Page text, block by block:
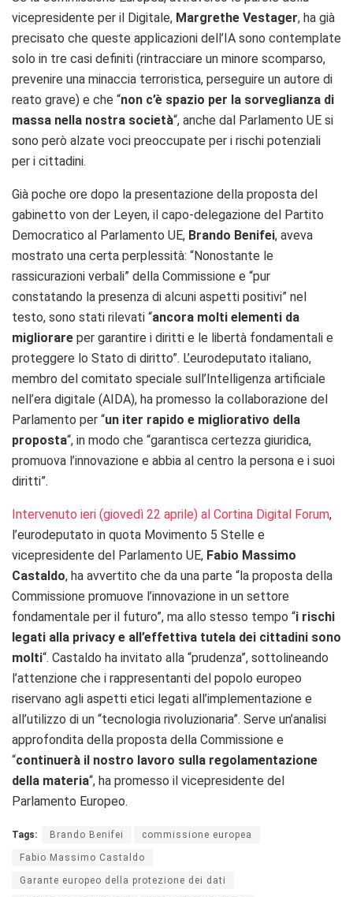
vicepresidente per il Digitale, Margrethe Vestager, ha già
precisato che queste applicazioni dell’IA sono contemplate
solo in tre casi definiti (rintracciare un minore scomparso,
prevenire una minaccia terroristica, perseguire un autore di
reato grave) e che “non c’è spazio per la sorveglianza di
massa nella nostra società“, anche dal Parlamento UE si
sono però alzate voci preoccupate per i rischi potenziali
per i cittadini.
Già poche ore dopo la presentazione della proposta del
gabinetto von der Leyen, il capo-delegazione del Partito
Democratico al Parlamento UE, Brando Benifei, aveva
mostrato una certa perplessità: “Nonostante le
rassicurazioni verbali” della Commissione e “pur
constatando la presenza di alcuni aspetti positivi” nel
testo, sono stati rilevati “ancora molti elementi da
migliorare per garantire i diritti e le libertà fondamentali e
proteggere lo Stato di diritto”. L’eurodeputato italiano,
membro del comitato speciale sull’Intelligenza artificiale
nell’era digitale (AIDA), ha promesso la collaborazione del
Parlamento per “un iter rapido e migliorativo della
proposta“, in modo che “garantisca certezza giuridica,
promuova l’innovazione e abbia al centro la persona e i suoi
diritti”.
Intervenuto ieri (giovedì 22 aprile) al Cortina Digital Forum,
l’eurodeputato in quota Movimento 5 Stelle e
vicepresidente del Parlamento UE, Fabio Massimo
Castaldo, ha avvertito che da una parte “la proposta della
Commissione promuove l’innovazione in un settore
fondamentale per il futuro”, ma allo stesso tempo “i rischi
legati alla privacy e all’effettiva tutela dei cittadini sono
molti“. Castaldo ha invitato alla “prudenza”, sottolineando
l’attenzione che i rappresentanti del popolo europeo
riservano agli aspetti etici legati all’implementazione e
all’utilizzo di un “tecnologia rivoluzionaria”. Serve un’analisi
approfondita della proposta della Commissione e
“continuerà il nostro lavoro sulla regolamentazione
della materia“, ha promesso il vicepresidente del
Parlamento Europeo.
Tags: Brando Benifei commissione europea
Fabio Massimo Castaldo
Garante europeo della protezione dei dati